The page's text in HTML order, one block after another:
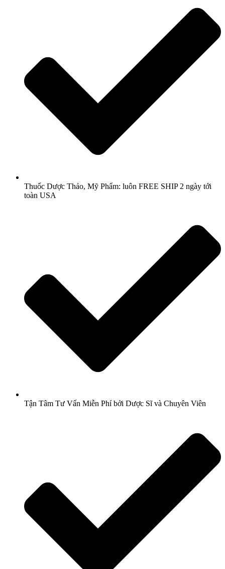
Thuốc Dược Thảo, Mỹ Phẩm: luôn FREE SHIP 2 ngày tới
toàn USA
Tận Tâm Tư Vấn Miễn Phí bởi Dược Sĩ và Chuyên Viên